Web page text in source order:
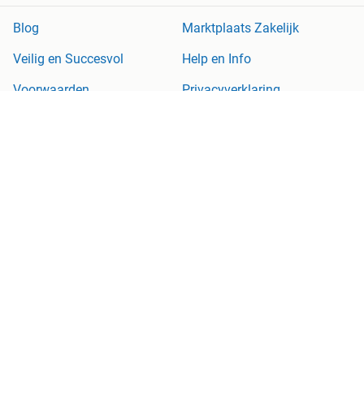
Blog
Marktplaats Zakelijk
Veilig en Succesvol
Help en Info
Voorwaarden
Privacyverklaring